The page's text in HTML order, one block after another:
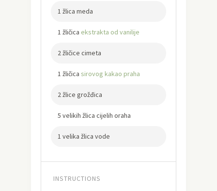
1 žlica meda
1 žličica ekstrakta od vanilije
2 žličice cimeta
1 žličica sirovog kakao praha
2 žlice grožđica
5 velikih žlica cijelih oraha
1 velika žlica vode
INSTRUCTIONS